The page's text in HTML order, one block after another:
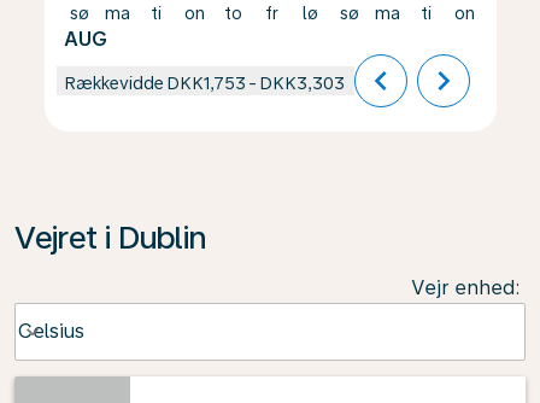
sø
AUG
ma ti on to fr lø sø ma ti on
Rækkevidde DKK1,753 - DKK3,303 chevron_left chevron_right
Vejret i Dublin
Vejr enhed:
Celsius
keyboard_arrow_down